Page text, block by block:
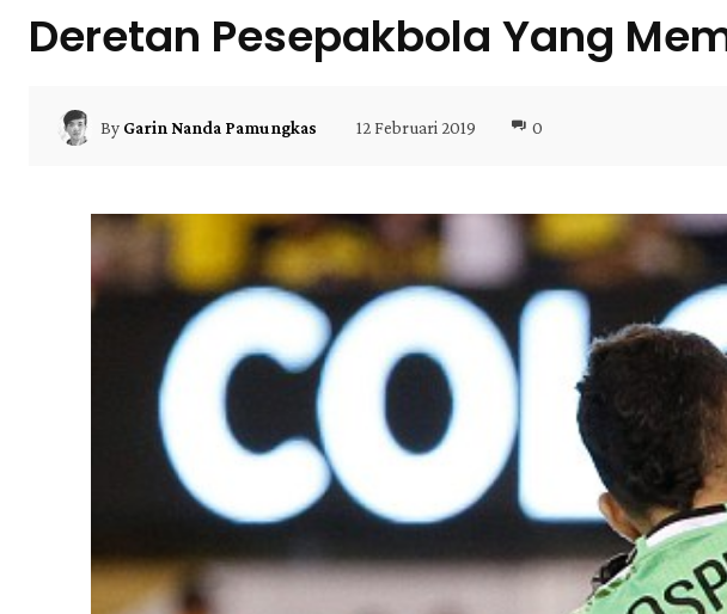
Deretan Pesepakbola Yang
By Garin Nanda Pamungkas 12 Februari 2019 0